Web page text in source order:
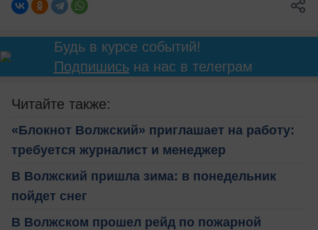
Будь в курсе событий!
Подпишисьна нас в телеграм
Читайте также:
«Блокнот Волжский» приглашает на работу:
требуется журналист и менеджер
В Волжский пришла зима: в понедельник
пойдет снег
В Волжском прошел рейд по пожарной